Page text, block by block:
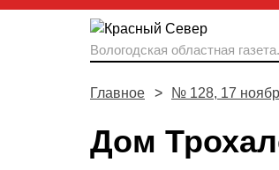
Вологодская областная газета.
Главное № 128, 17
Дом